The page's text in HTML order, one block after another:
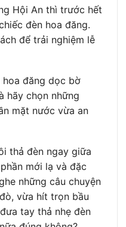
Hội An thì trước hết
đèn hoa đăng.
để trải nghiệm lễ
hoa đăng dọc bờ
hãy chọn những
mặt nước vừa an
thả đèn ngay giữa
mới lạ và đặc
những câu chuyện
vừa hít trọn bầu
tay thả nhẹ đèn